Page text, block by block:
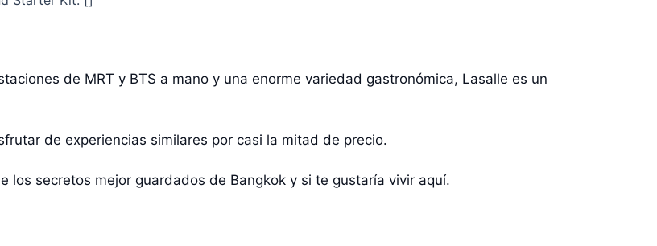
de MRT y BTS a mano y una enorme variedad gastronómica, Lasalle es un
de experiencias similares por casi la mitad de precio.
los secretos mejor guardados de Bangkok y si te gustaría vivir aquí.